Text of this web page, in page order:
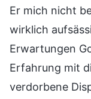
Er mich nicht
wirklich
Erwartungen
Erfahrung mit
verdorbene